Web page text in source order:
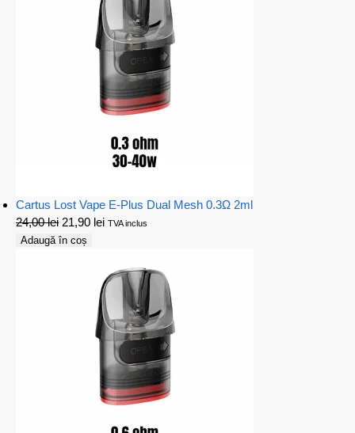
Cartus Lost Vape E-Plus Dual Mesh 0.3Ω 2ml
24,00lei 21,90 lei TVA inclus
Adaugă în coș